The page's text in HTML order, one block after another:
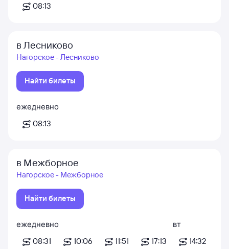
08:13
в Лесниково
Нагорское - Лесниково
Найти билеты
ежедневно
08:13
в Межборное
Нагорское - Межборное
Найти билеты
ежедневно
08:31
10:06 11:51 17:13
вт
14:32